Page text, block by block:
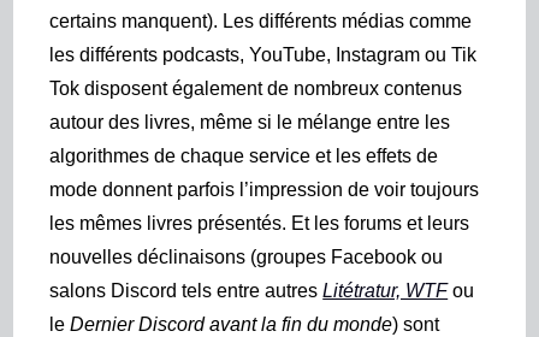
certains manquent). Les différents médias comme
les différents podcasts, YouTube, Instagram ou Tik
Tok disposent également de nombreux contenus
autour des livres, même si le mélange entre les
algorithmes de chaque service et les effets de
mode donnent parfois l’impression de voir toujours
les mêmes livres présentés. Et les forums et leurs
nouvelles déclinaisons (groupes Facebook ou
salons Discord tels entre autresLitétratur, WTFou
leDernier Discord avant la fin du monde) sont